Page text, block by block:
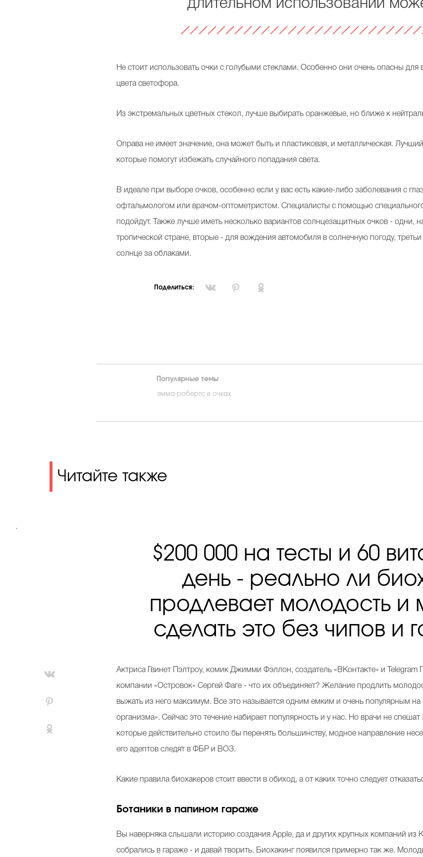
длительном использовании
Не стоит использовать очки с голубыми стеклами. Особенно они очень опасны для
цвета светофора.
Из экстремальных цветных стекол, лучше выбирать оранжевые, но ближе к
Оправа не имеет значение, она может быть и пластиковая, и металлическая.
которые помогут избежать случайного попадания света.
В идеале при выборе очков, особенно если у вас есть какие-либо заболевания с
офтальмологом или врачом-оптометристом. Специалисты с помощью
подойдут. Также лучше иметь несколько вариантов солнцезащитных очков - одни,
тропической стране, вторые - для вождения автомобиля в солнечную погоду,
солнце за облаками.
Поделиться:
Популярные темы
эмма робертс в очках
Читайте также
.
$200 000 на тесты и 60
день - реально ли
продлевает молодость и
сделать это без чипов и
Актриса Гвинет Пэлтроу, комик Джимми Фэллон, создатель «ВКонтакте» и Telegram
компании «Островок» Сергей Фаге - что их объединяет? Желание продлить
выжать из него максимум. Все это называется одним емким и очень популярным
организма». Сейчас это течение набирает популярность и у нас. Но врачи не
которые действительно стоило бы перенять большинству, модное направление
его адептов следят в ФБР и ВОЗ.
Какие правила биохакеров стоит ввести в обиход, а от каких точно следует
Ботаники в папином гараже
Вы наверняка слышали историю создания Apple, да и других крупных компаний из
собрались в гараже - и давай творить. Биохакинг появился примерно так же.